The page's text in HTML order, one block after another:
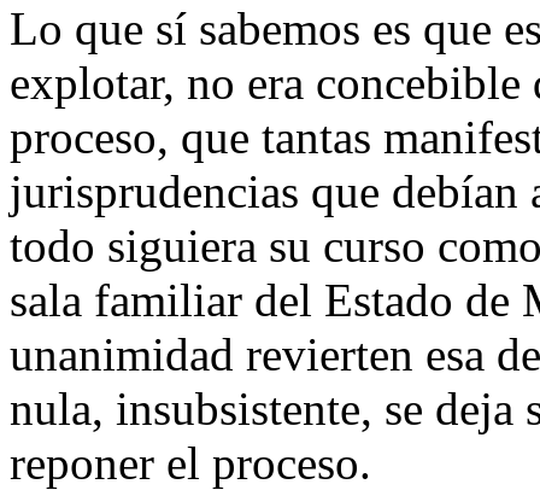
Lo que sí sabemos es que
explotar, no era
proceso, que tantas
jurisprudencias que debían
todo siguiera su curso
sala familiar del Estado de
unanimidad revierten esa
nula, insubsistente, se deja
reponer el proceso.